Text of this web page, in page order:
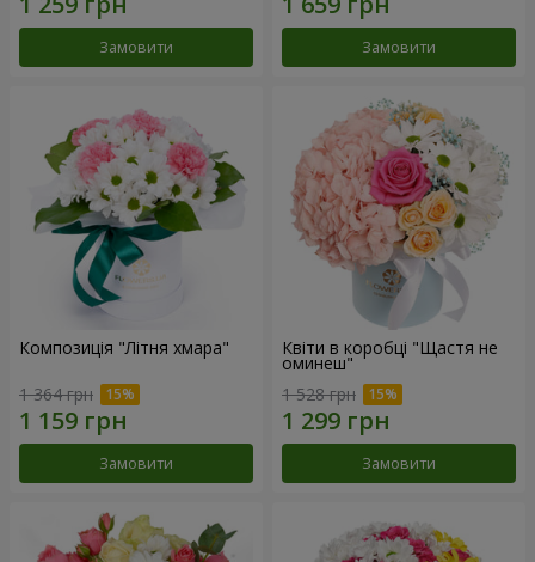
Замовити Замовити
Композиція "Літня хмара"
1 364 грн
Замовити
Квіти в коробці "Щастя не
оминеш"
1 528 грн
Замовити